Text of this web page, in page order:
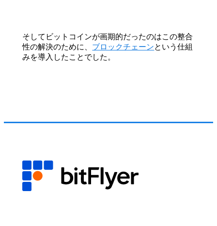
そしてビットコインが画期的だったのはこの整合
性の解決のために、 ブロックチェーンという仕組
みを導入したことでした。